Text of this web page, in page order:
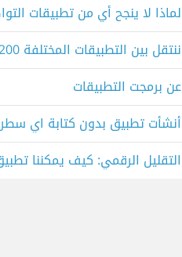
لماذا لا ينجح أي من تطبيقات
ننتقل بين التطبيقات المختلفة 1200 مرة في اليوم
عن برمجت التطبيقات
أنشأت تطبيق بدون كتابة اي